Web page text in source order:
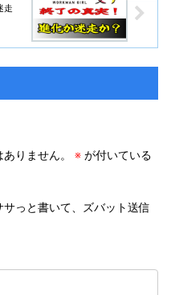
走
りません。 ※ が付いている
っと書いて、ズバット送信